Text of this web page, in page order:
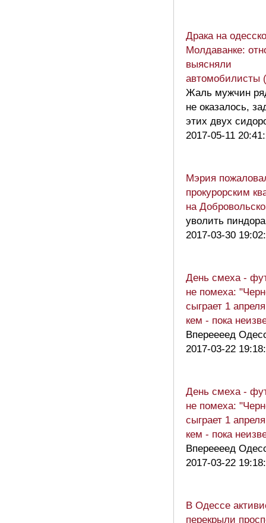
Драка на
Молдаванке:
выясняли
автомобилисты
Жаль мужчин
не оказалось,
этих двух
2017-05-11
Мэрия
прокурорским
на
уволить
2017-03-30
День смеха -
не помеха:
сыграет 1
кем - пока
Впереееед
2017-03-22
День смеха -
не помеха:
сыграет 1
кем - пока
Впереееед
2017-03-22
В Одессе
перекрыли